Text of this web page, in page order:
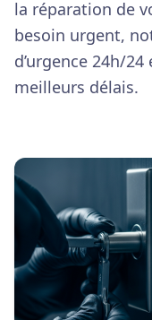
la réparation de
besoin urgent,
d’urgence 24h/
meilleurs délais.